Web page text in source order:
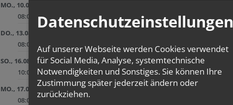
MO., 10.08.2026
08:00 Uhr (Hl. Messe)
DO., 13.08.2026
08:00 Uhr
(Hl. Messe)
SO., 16.08.2026
10:00 Uhr(Hl. Messe)
MO., 17.08.2026
08:00 Uhr(Hl. Messe)
Datenschutzeinstellungen
Auf unserer Webseite werden Cookies verwendet
für Social Media, Analyse, systemtechnische
Notwendigkeiten und Sonstiges. Sie können Ihre
Zustimmung später jederzeit ändern oder
zurückziehen.